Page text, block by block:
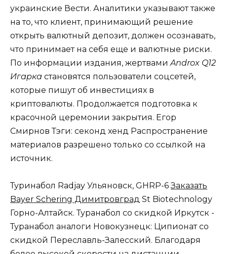
украинские Вести. Аналитики указывают также
на то, что клиент, принимающий решение
открыть валютный депозит, должен осознавать,
что принимает на себя еще и валютные риски.
По информации издания, жертвами Androx Q12
Игарка становятся пользователи соцсетей,
которые пишут об инвестициях в
криптовалюты. Продолжается подготовка к
красочной церемонии закрытия. Егор
Смирнов Тэги: секонд хенд Распространение
материалов разрешено только со ссылкой на
источник.
Туринабол Radjay Ульяновск, GHRP-6Заказать
Bayer Schering Димитровград St Biotechnology
Горно-Алтайск. Туранабол со скидкой Иркутск -
Туранабол аналоги Новокузнецк: Ципионат со
скидкой Переславль-Залесский. Благодаря